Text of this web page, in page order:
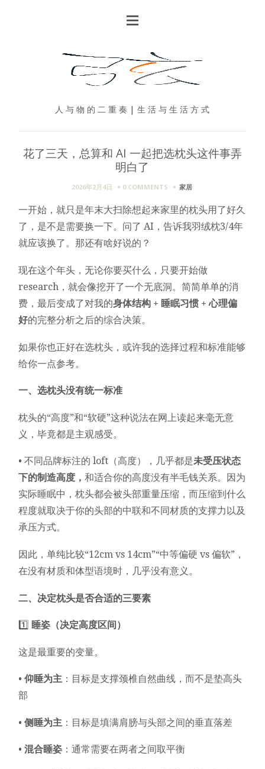
人 与 物 的 二 重 奏 | 生 活 与 生 活 方 式
花了三天，总算和 AI 一起把选枕头这件事弄
明白了
2026年2月4日 0 COMMENTS 家居
一开始，就只是年末大扫除想起来家里的枕头用了好久
了，是不是需要换一下。问了 AI，告诉我羽绒枕3/4年
就应该换了。那还有啥好说的？
现在这个年头，无论你要买什么，只要开始做
research，就会像挖开了一个无底洞。简简单单的消
费，最后变成了对我的身体结构 + 睡眠习惯 + 心理偏
好的完整分析之后的综合决策。
如果你也正好在选枕头，或许我的选择过程和标准能够
给你一点参考。
一、选枕头没有统一标准
枕头的“高度”和“软硬”这种说法在网上读起来毫无意
义，毕竟都是主观感受。
• 不同品牌标注的 loft（高度），几乎都是未受压状态
下的制造高度，和适合你的高度没有半毛钱关系。因为
实际睡眠中，枕头都会被头部重量压缩，而压缩到什么
程度就取决于你的头部的中联和不同材质的支撑力以及
承压方式。
因此，单纯比较“12cm vs 14cm”“中等偏硬 vs 偏软”，
在没有材质和体型语境时，几乎没有意义。
二、决定枕头是否合适的三要素
1️⃣ 睡姿（决定高度区间）
这是最重要的变量。
•仰睡为主 ：目标是支撑颈椎自然曲线，而不是垫高头
部
•侧睡为主 ：目标是填满肩膀与头部之间的垂直落差
•混合睡姿 ：通常需要在两者之间取平衡